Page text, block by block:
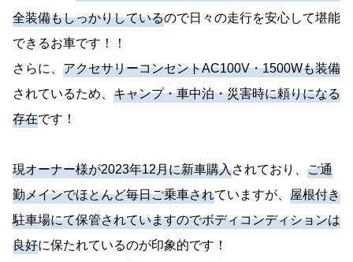
全装備もしっかりしているので日々の走行を安心して堪能
できるお車です！！
さらに、 アクセサリーコンセントAC100V・1500Wも装備
されているため、 キャンプ・車中泊・災害時に頼りになる
存在です！
現オーナー様が2023年12月に新車購入されており、 ご通
勤メインでほとんど毎日ご乗車されていますが、 屋根付き
駐車場にて保管されていますのでボディコンディションは
良好に保たれているのが印象的です！